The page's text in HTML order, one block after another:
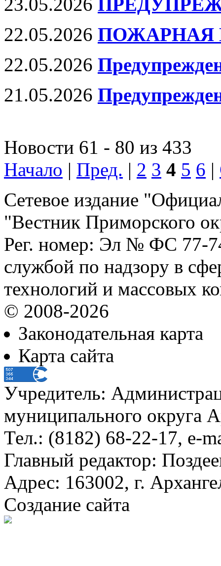
22.05.2026 ПОЖАРНАЯ
22.05.2026
21.05.2026
Новости 61 - 80 из 433
Начало | Пред. | 2 3 4 5 6 |
Сетевое издание
"Вестник Приморского
Рег. номер: Эл № ФС 77-
службой по надзору в
технологий и массовых
© 2008-2026
Законодательная карта
Карта сайта
Учредитель:
муниципального округа
Тел.: (8182) 68-22-17, e-
Главный редактор:
Адрес: 163002, г.
Создание сайта